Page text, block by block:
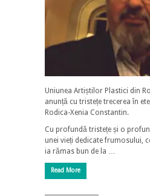
Uniunea Artiștilor Plastici din
anunță cu tristețe trecerea în
Rodica-Xenia Constantin.
Cu profundă tristețe și o
unei vieți dedicate frumosului,
ia rămas bun de la …
Read More